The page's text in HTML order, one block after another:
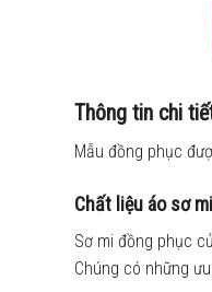
Thông tin chi
Mẫu đồng phục
Chất liệu áo sơ mi
Sơ mi đồng phục
Chúng có những